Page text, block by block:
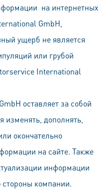
на интeрнeтных
GmbH,
ущерб не является
или грубой
International
оставляет за собой
изменять, дополнять,
окончательно
на сайте. Также
информации
стороны компании.